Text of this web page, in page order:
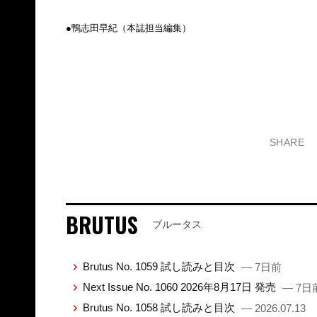
●鴨志田早紀（本誌担当編集）
SHARE
BRUTUS ブルータス
Brutus No. 1059 試し読みと目次 — 7日前
Next Issue No. 1060 2026年8月17日 発売 — 7日
Brutus No. 1058 試し読みと目次 — 2026.07.13